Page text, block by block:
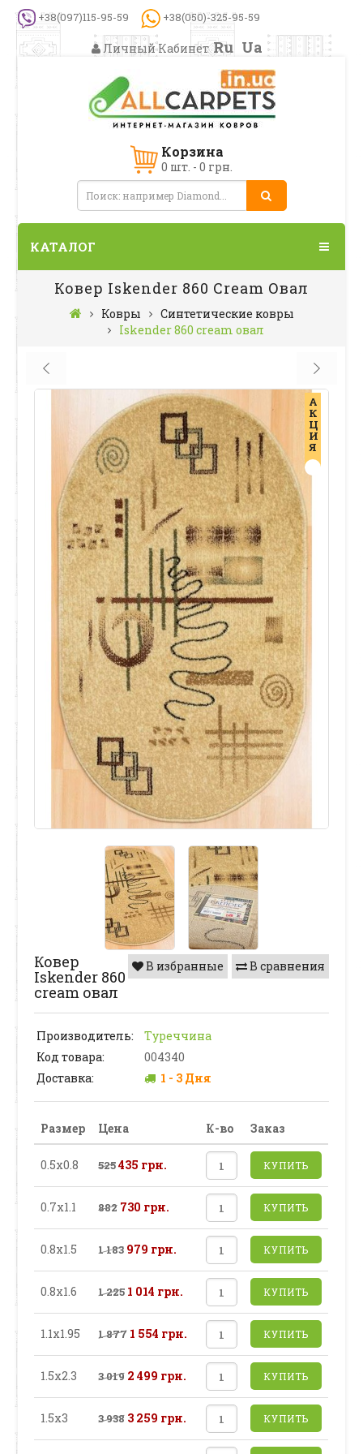
+38(097)115-95-59 +38(050)-325-95-59
Личный Кабинет Ru Ua
Корзина
0 шт. - 0 грн.
КАТАЛОГ
Ковер Iskender 860 Cream Овал
Ковры
Синтетические ковры
Iskender 860 cream овал
А
К
Ц
И
Я
В сравнения
В избранные
Ковер
Iskender 860
cream овал
Производитель:
Туреччина
Код товара:
004340
Доставка:
1 - 3 Дня
Размер Цена К-во Заказ
0.5х0.8 525435 грн. КУПИТЬ
0.7х1.1 882 730 грн. КУПИТЬ
0.8х1.5 1 183 979 грн. КУПИТЬ
0.8х1.6 1 225 1 014 грн. КУПИТЬ
1.1х1.95 1 877 1 554 грн. КУПИТЬ
1.5х2.3 3 019 2 499 грн. КУПИТЬ
1.5х3 3 938 3 259 грн. КУПИТЬ